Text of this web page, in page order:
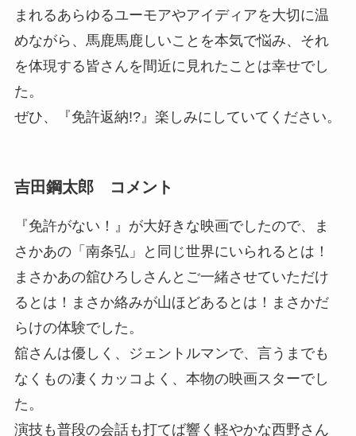
まれるあらゆるユーモアやアイディアを大切に温
めながら、馬鹿馬鹿しいことを本気で悩み、それ
を体現する皆さんを間近に見れたことは幸せでし
た。
ぜひ、『免許返納!?』楽しみにしていてください。
吉田鋼太郎 コメント
『免許がない！』が大好きな映画でしたので、ま
さかあの「南条弘」と同じ世界にいられるとは！
まさかあの舘ひろしさんとご一緒させていただけ
るとは！まさか絡みが山ほどあるとは！まさかだ
らけの体験でした。
舘さんは優しく、ジェントルマンで、言うまでも
なくもの凄くカッコよく、本物の映画スターでし
た。
演技も普段の会話も打てば響く軽やかな西野さん